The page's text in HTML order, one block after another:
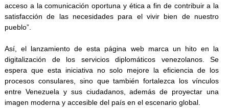
acceso a la comunicación oportuna y ética a fin de contribuir a la
satisfacción de las necesidades para el vivir bien de nuestro
pueblo”.
Así, el lanzamiento de esta página web marca un hito en la
digitalización de los servicios diplomáticos venezolanos. Se
espera que esta iniciativa no solo mejore la eficiencia de los
procesos consulares, sino que también fortalezca los vínculos
entre Venezuela y sus ciudadanos, además de proyectar una
imagen moderna y accesible del país en el escenario global.